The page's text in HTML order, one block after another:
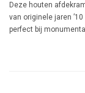
Deze houten
van originele jaren
perfect bij